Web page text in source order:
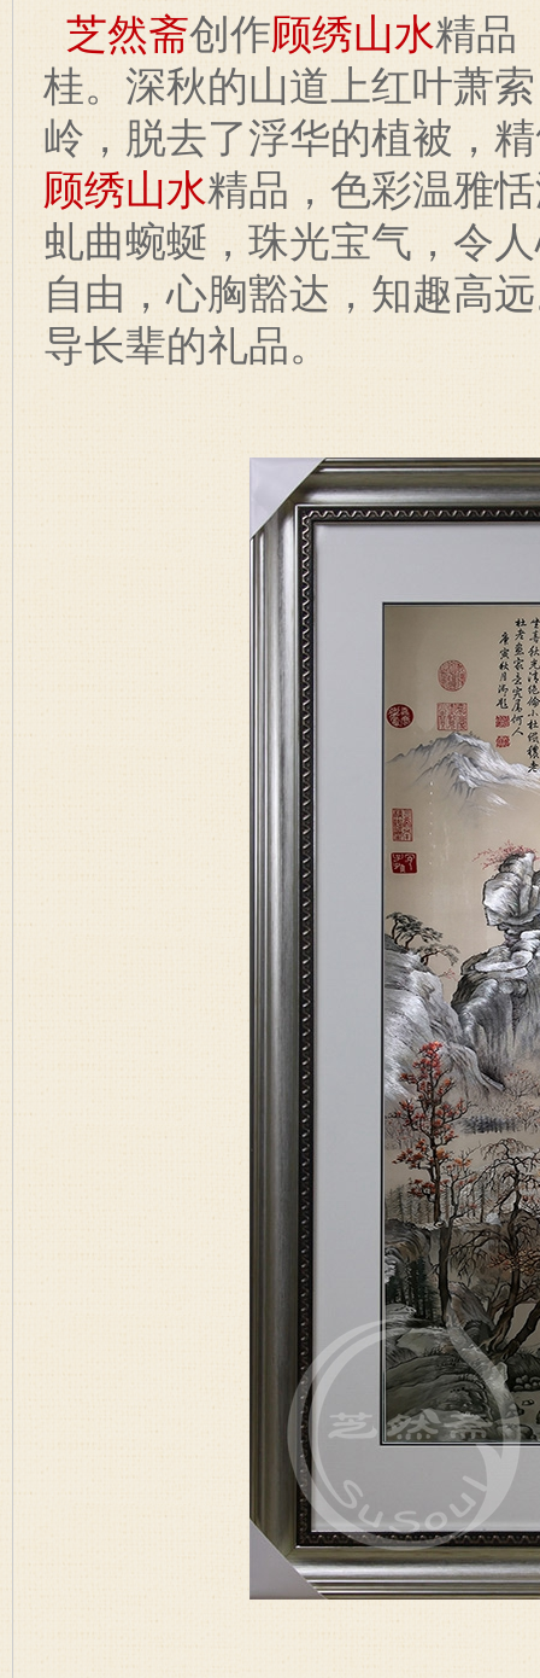
芝然斋创作顾绣山水精品
桂。深秋的山道上红叶萧
岭，脱去了浮华的植被，
顾绣山水精品，色彩温雅
虬曲蜿蜒，珠光宝气，令
自由，心胸豁达，知趣高
导长辈的礼品。